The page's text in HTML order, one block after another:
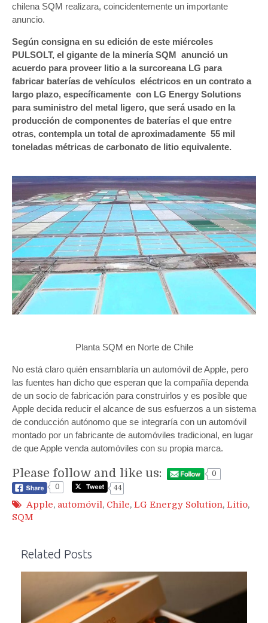
chilena SQM realizara, coincidentemente un importante
anuncio.
Según consigna en su edición de este miércoles
PULSOLT, el gigante de la minería SQM anunció un
acuerdo para proveer litio a la surcoreana LG para
fabricar baterías de vehículos eléctricos en un contrato a
largo plazo, específicamente con LG Energy Solutions
para suministro del metal ligero, que será usado en la
producción de componentes de baterías el que entre
otras, contempla un total de aproximadamente 55 mil
toneladas métricas de carbonato de litio equivalente.
Planta SQM en Norte de Chile
No está claro quién ensamblaría un automóvil de Apple, pero
las fuentes han dicho que esperan que la compañía dependa
de un socio de fabricación para construirlos y es posible que
Apple decida reducir el alcance de sus esfuerzos a un sistema
de conducción autónomo que se integraría con un automóvil
montado por un fabricante de automóviles tradicional, en lugar
de que Apple venda automóviles con su propia marca.
Please follow and like us:
0
0
44
Apple, automóvil, Chile, LG Energy Solution, Litio,
SQM
Related Posts